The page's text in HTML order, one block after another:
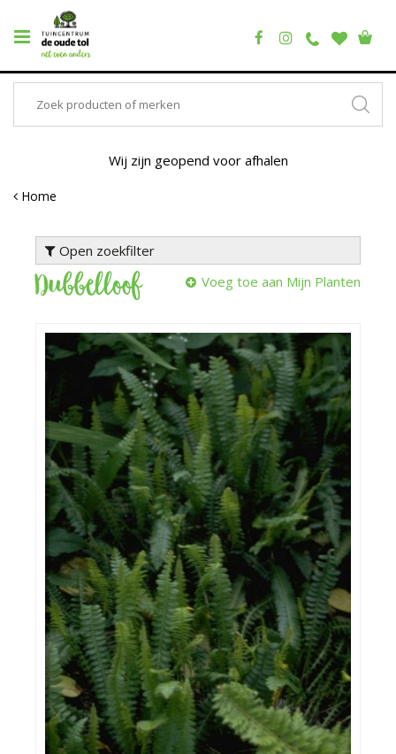
Wij zijn geopend voor afhalen
Home
Open zoekfilter
Dubbelloof Voeg toe aan Mijn Planten